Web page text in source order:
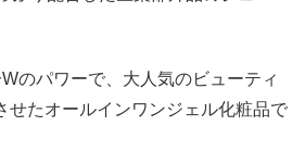
のパワーで、大人気のビューティ
せたオールインワンジェル化粧品で